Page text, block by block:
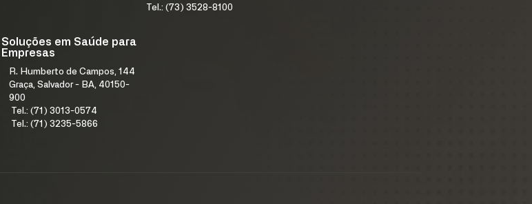
Tel.: (73) 3528-8100
Soluções em Saúde para
Empresas
R. Humberto de Campos, 144
Graça, Salvador - BA, 40150-
900
Tel.: (71) 3013-0574
Tel.: (71) 3235-5866